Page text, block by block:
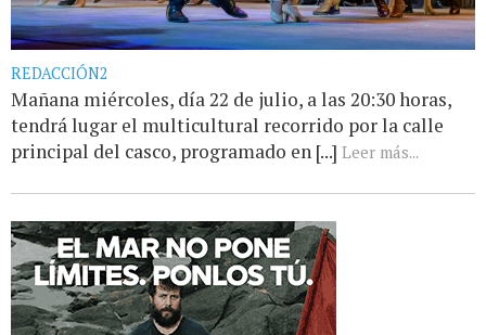
REDACCIÓN2
Mañana miércoles, día 22 de julio, a las 20:30 horas,
tendrá lugar el multicultural recorrido por la calle
principal del casco, programado en [...] Leer más...